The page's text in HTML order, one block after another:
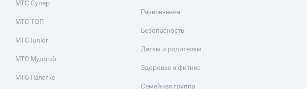
МТС Супер
МТС ТОП
МТС Junior
МТС Мудрый
МТС Налегке
Развлечения
Безопасность
Детям и родителям
Здоровье и фитнес
Семейная группа